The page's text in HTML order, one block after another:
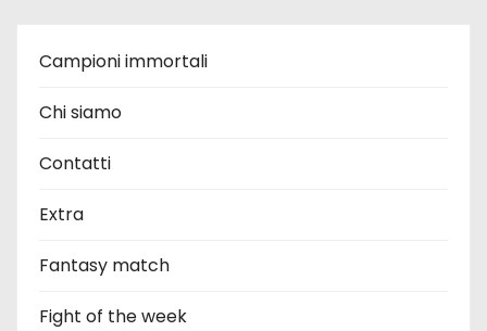
Campioni immortali
Chi siamo
Contatti
Extra
Fantasy match
Fight of the week